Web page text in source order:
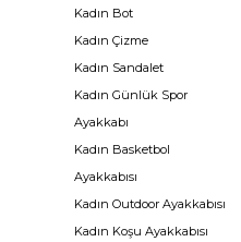
Kadın Bot
Kadın Çizme
Kadın Sandalet
Kadın Günlük Spor
Ayakkabı
Kadın Basketbol
Ayakkabısı
Kadın Outdoor Ayakkabısı
Kadın Koşu Ayakkabısı